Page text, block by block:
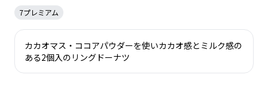
7プレミアム
カカオマス・ココアパウダーを使いカカオ感とミルク感の
ある2個入のリングドーナツ